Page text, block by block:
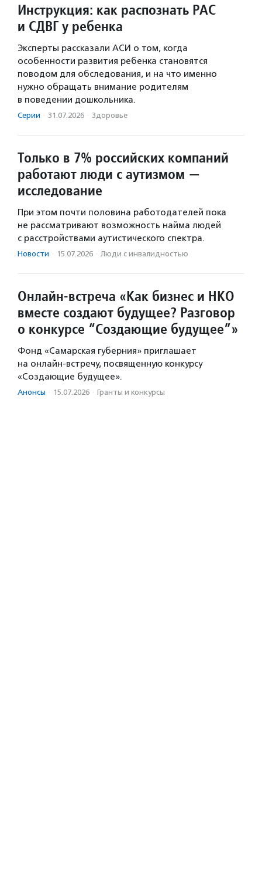
Инструкция: как распознать РАС
и СДВГ у ребенка
Эксперты рассказали АСИ о том, когда
особенности развития ребенка становятся
поводом для обследования, и на что именно
нужно обращать внимание родителям
в поведении дошкольника.
Серии · 31.07.2026 · Здоровье
Только в 7% российских компаний
работают люди с аутизмом —
исследование
При этом почти половина работодателей пока
не рассматривают возможность найма людей
с расстройствами аутистического спектра.
Новости · 15.07.2026 · Люди с инвалидностью
Онлайн-встреча «Как бизнес и НКО
вместе создают будущее? Разговор
о конкурсе “Создающие будущее”»
Фонд «Самарская губерния» приглашает
на онлайн-встречу, посвященную конкурсу
«Создающие будущее».
Анонсы · 15.07.2026 · Гранты и конкурсы